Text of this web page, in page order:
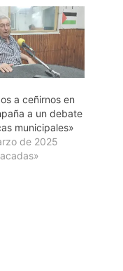
a ceñirnos en
a un debate
municipales»
de 2025